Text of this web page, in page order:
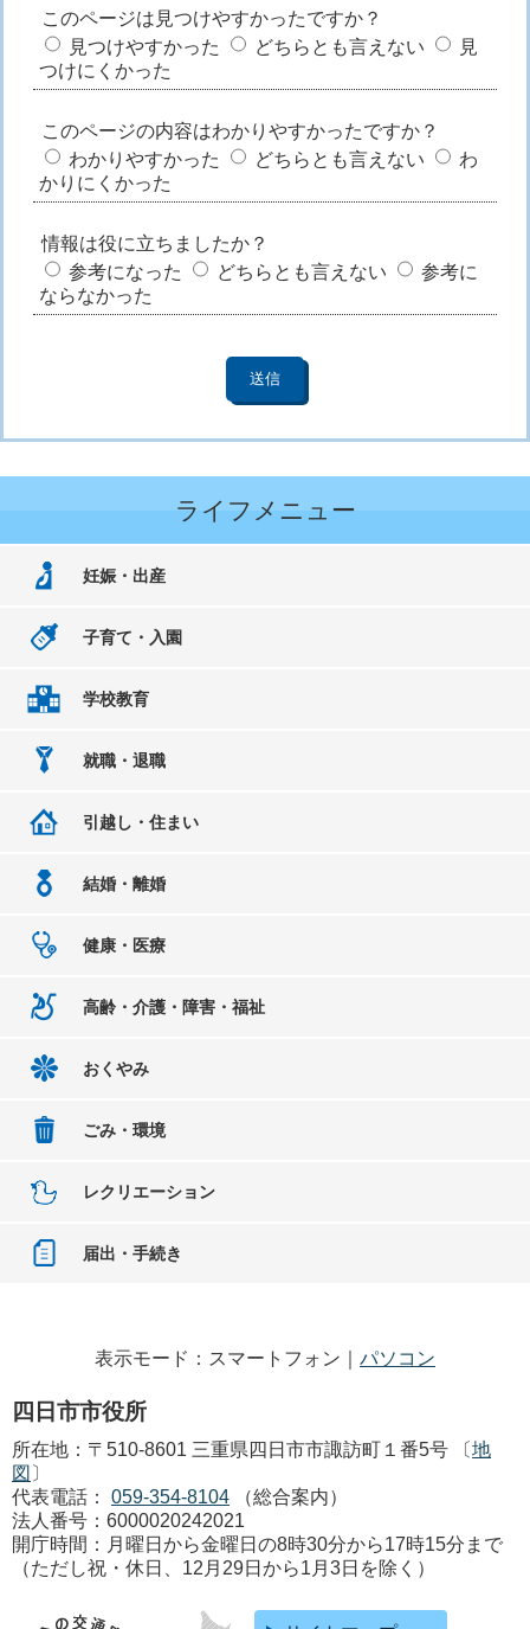
このページは見つけやすかったですか？
見つけやすかった
どちらとも言えない
見
つけにくかった
このページの内容はわかりやすかったですか？
わかりやすかった
どちらとも言えない
わ
かりにくかった
情報は役に立ちましたか？
参考になった
どちらとも言えない
参考に
ならなかった
ライフメニュー
妊娠・出産
子育て・入園
学校教育
就職・退職
引越し・住まい
結婚・離婚
健康・医療
高齢・介護・障害・福祉
おくやみ
ごみ・環境
レクリエーション
届出・手続き
表示モード：スマートフォン｜ パソコン
四日市市役所
所在地：〒510-8601 三重県四日市市諏訪町１番5号 〔地
図 〕
代表電話：
059-354-8104
（総合案内）
法人番号：6000020242021
開庁時間：月曜日から金曜日の8時30分から17時15分まで
（ただし祝・休日、12月29日から1月3日を除く）